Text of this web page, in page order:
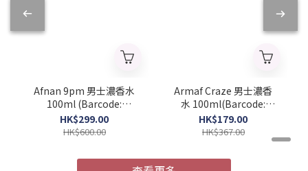
Afnan 9pm 男士濃香水
100ml (Barcode:
6290171002338)
HK$299.00
HK$600.00
Armaf Craze 男士濃香
水 100ml(Barcode:
6085010093987)
HK$179.00
HK$367.00